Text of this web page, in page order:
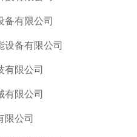
备有限公司
设备有限公司
有限公司
有限公司
限公司